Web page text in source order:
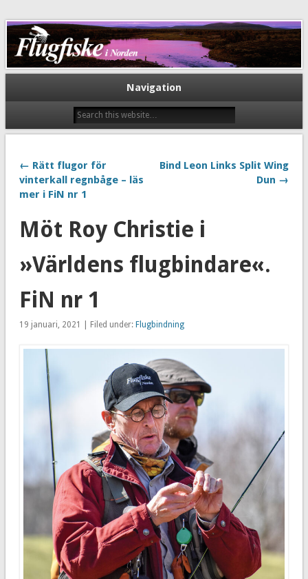
Flugfiske i Norden
Navigation
← Rätt flugor för
vinterkall regnbåge – läs
mer i FiN nr 1
Bind Leon Links Split Wing
Dun →
Möt Roy Christie i
»Världens flugbindare«.
FiN nr 1
19 januari, 2021 | Filed under: Flugbindning